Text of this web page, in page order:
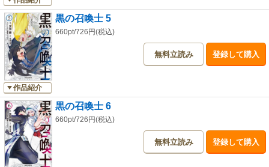
作品紹介
黒の召喚士 5
660pt/726円(税込)
無料立読み 登録して購入
黒の召喚士 6
660pt/726円(税込)
無料立読み 登録して購入